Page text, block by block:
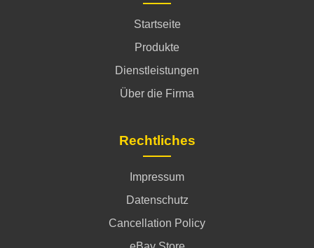
Startseite
Produkte
Dienstleistungen
Über die Firma
Rechtliches
Impressum
Datenschutz
Cancellation Policy